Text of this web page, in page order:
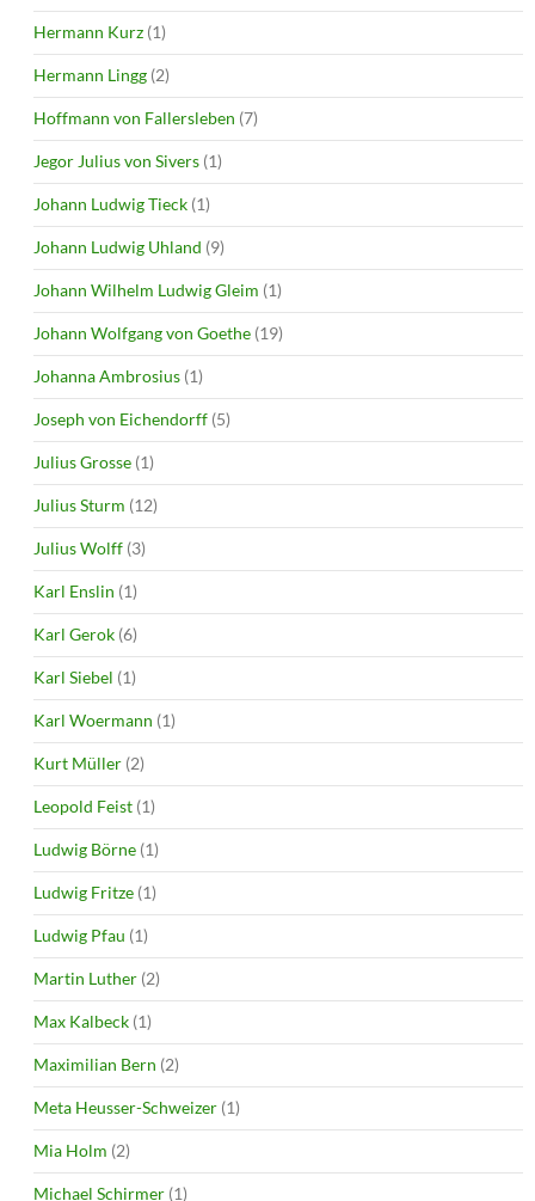
Hermann Kurz (1)
Hermann Lingg (2)
Hoffmann von Fallersleben (7)
Jegor Julius von Sivers (1)
Johann Ludwig Tieck (1)
Johann Ludwig Uhland (9)
Johann Wilhelm Ludwig Gleim (1)
Johann Wolfgang von Goethe (19)
Johanna Ambrosius (1)
Joseph von Eichendorff (5)
Julius Grosse (1)
Julius Sturm (12)
Julius Wolff (3)
Karl Enslin (1)
Karl Gerok (6)
Karl Siebel (1)
Karl Woermann (1)
Kurt Müller (2)
Leopold Feist (1)
Ludwig Börne (1)
Ludwig Fritze (1)
Ludwig Pfau (1)
Martin Luther (2)
Max Kalbeck (1)
Maximilian Bern (2)
Meta Heusser-Schweizer (1)
Mia Holm (2)
Michael Schirmer (1)